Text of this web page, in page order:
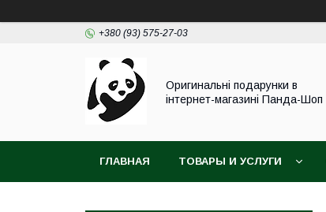
+380 (93) 575-27-03
Оригинальні подарунки в
інтернет-магазині Панда-Шоп
ГЛАВНАЯ ТОВАРЫ И УСЛУГИ